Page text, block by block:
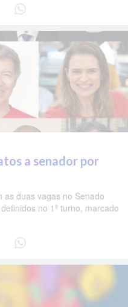
a senador por
as duas vagas no Senado
no 1º turno, marcado